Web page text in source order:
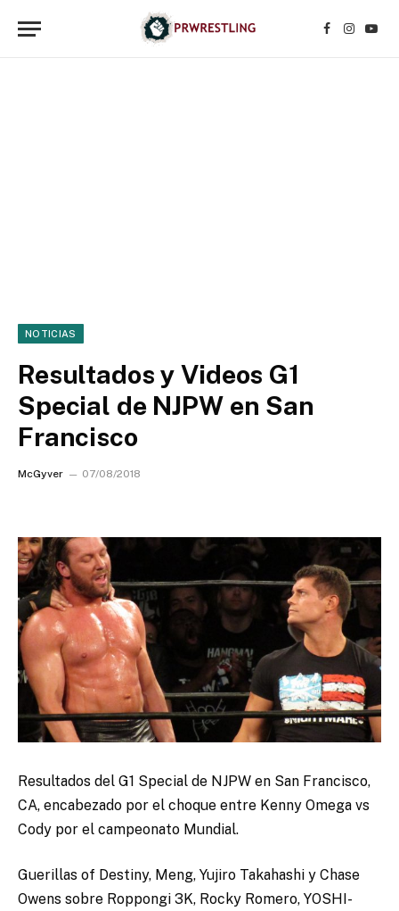
Facebook
NOTICIAS
Resultados y Videos G1
Special de NJPW en San
Francisco
McGyver 07/08/2018
Resultados del G1 Special de NJPW en San Francisco,
CA, encabezado por el choque entre Kenny Omega vs
Cody por el campeonato Mundial.
Guerillas of Destiny, Meng, Yujiro Takahashi y Chase
Owens sobre Roppongi 3K, Rocky Romero, YOSHI-